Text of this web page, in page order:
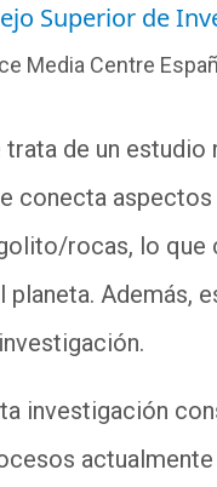
Superior de
Media Centre
trata de un
conecta
rocas, lo que
planeta. Además,
investigación